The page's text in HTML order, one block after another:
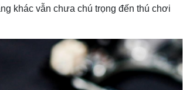
khác vẫn chưa chú trọng đến thú chơi